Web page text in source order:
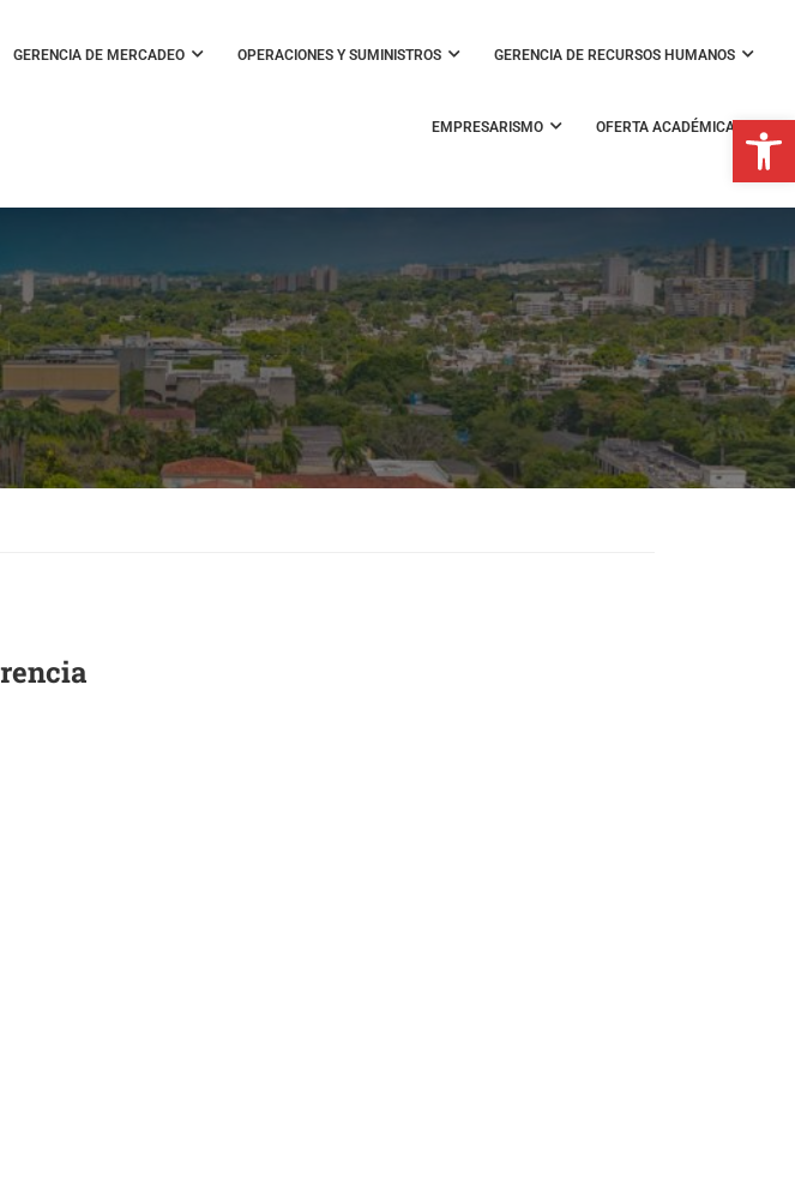
GERENCIA DE MERCADEO OPERACIONES Y SUMINISTROS GERENCIA DE RECURSOS HUMANOS
EMPRESARISMO OFERTA ACADÉMICA